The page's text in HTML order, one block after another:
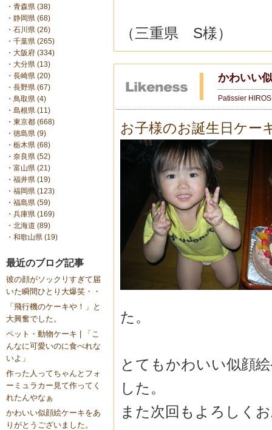
・ 青森県 (38)
・ 静岡県 (68)
・ 石川県 (26)
・ 千葉県 (265)
・ 大阪府 (334)
・ 大分県 (13)
・ 長崎県 (20)
・ 長野県 (67)
・ 鳥取県 (4)
・ 島根県 (11)
・ 東京都 (668)
・ 徳島県 (9)
・ 栃木県 (68)
・ 奈良県 (52)
・ 富山県 (21)
・ 福井県 (19)
・ 福岡県 (123)
・ 福島県 (59)
・ 兵庫県 (169)
・ 北海道 (89)
・ 和歌山県 (19)
最近のブログ記事
彼の顔がソックリすぎて届
いた瞬間ひとり大爆笑・・
「飛行機のケーキや！」と
大興奮でした。
ペット・動物ケーキ | 「こ
んなに可愛いのに食べれな
いよ」
作った人ってちゃんとフォ
ーミュラカー見て作ってく
れたんやなぁ
かわいい似顔絵ケーキをあ
りがとうございました。
（三重県 S様）
かわいい
Patissier
お子様のお誕生日ケー
た。
とてもかわいい似顔
した。
また次回もよろしく